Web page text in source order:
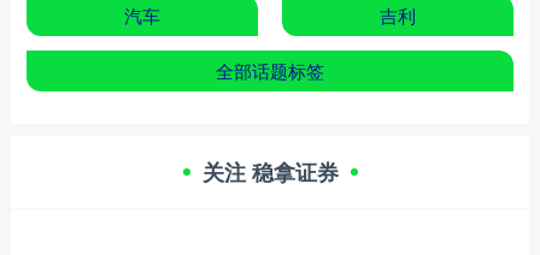
汽车 吉利
全部话题标签
关注 稳拿证券